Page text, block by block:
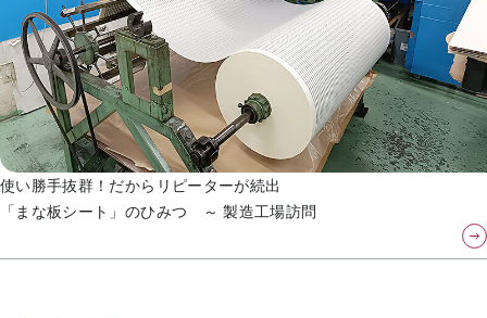
使い勝手抜群！だからリピーターが続出
「まな板シート」のひみつ ～ 製造工場訪問